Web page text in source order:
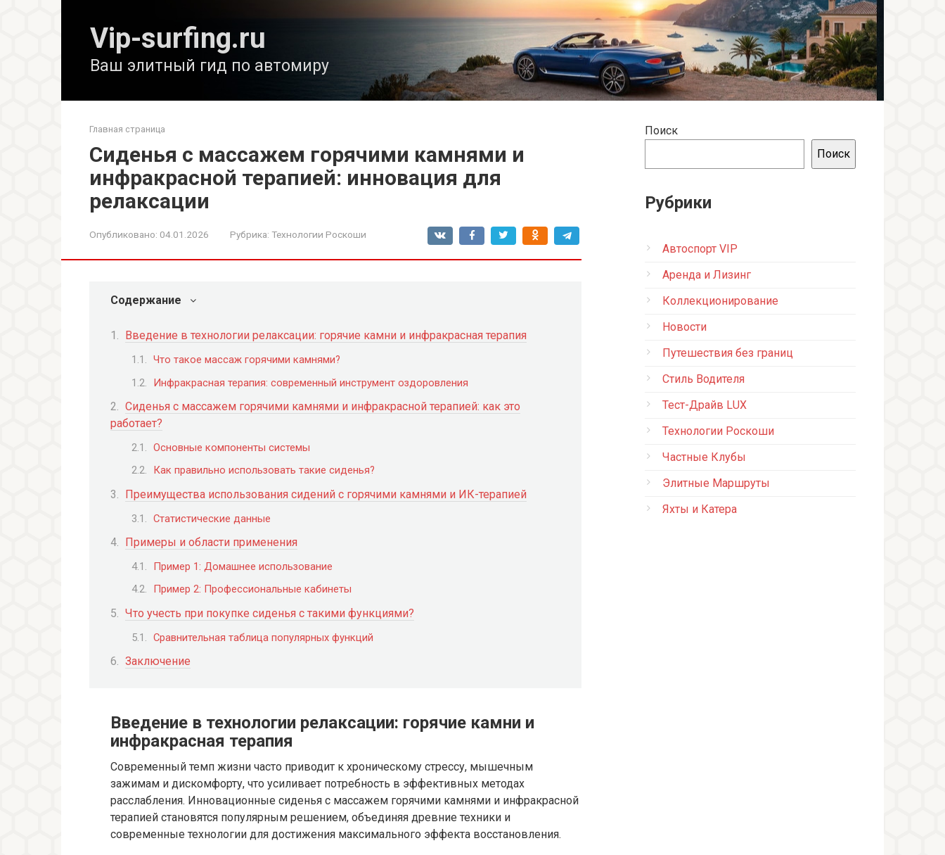
Vip-surfing.ru
Ваш элитный гид по автомиру
Главная страница
Сиденья с массажем горячими камнями и
инфракрасной терапией: инновация для
релаксации
Опубликовано: 04.01.2026 Рубрика: Технологии Роскоши
Содержание
Введение в технологии релаксации: горячие камни и инфракрасная терапия
Что такое массаж горячими камнями?
Инфракрасная терапия: современный инструмент оздоровления
Сиденья с массажем горячими камнями и инфракрасной терапией: как это
работает?
Основные компоненты системы
Как правильно использовать такие сиденья?
Преимущества использования сидений с горячими камнями и ИК-терапией
Статистические данные
Примеры и области применения
Пример 1: Домашнее использование
Пример 2: Профессиональные кабинеты
Что учесть при покупке сиденья с такими функциями?
Сравнительная таблица популярных функций
Заключение
Введение в технологии релаксации: горячие камни и
инфракрасная терапия
Современный темп жизни часто приводит к хроническому стрессу, мышечным
зажимам и дискомфорту, что усиливает потребность в эффективных методах
расслабления. Инновационные сиденья с массажем горячими камнями и инфракрасной
терапией становятся популярным решением, объединяя древние техники и
современные технологии для достижения максимального эффекта восстановления.
Поиск
Поиск
Рубрики
Автоспорт VIP
Аренда и Лизинг
Коллекционирование
Новости
Путешествия без границ
Стиль Водителя
Тест-Драйв LUX
Технологии Роскоши
Частные Клубы
Элитные Маршруты
Яхты и Катера